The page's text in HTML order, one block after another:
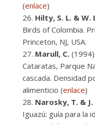
(enlace)
Hilty, S. L. & W.
Birds of Colombia.
Princeton, NJ, USA.
Marull, C.
Cataratas, Parque
cascada. Densidad
alimenticio (enlace)
Narosky, T. & J.
Iguazú: guía para la